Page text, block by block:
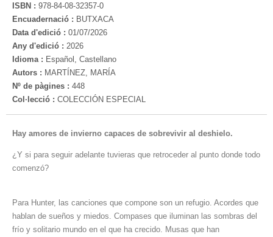
ISBN : 978-84-08-32357-0
Encuadernació : BUTXACA
Data d'edició : 01/07/2026
Any d'edició : 2026
Idioma : Español, Castellano
Autors : MARTÍNEZ, MARÍA
Nº de pàgines : 448
Col·lecció : COLECCIÓN ESPECIAL
Hay amores de invierno capaces de sobrevivir al deshielo.
¿Y si para seguir adelante tuvieras que retroceder al punto donde todo
comenzó?
Para Hunter, las canciones que compone son un refugio. Acordes que
hablan de sueños y miedos. Compases que iluminan las sombras del
frío y solitario mundo en el que ha crecido. Musas que han